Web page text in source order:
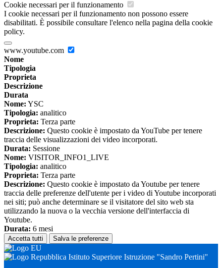
Cookie necessari per il funzionamento
I cookie necessari per il funzionamento non possono essere
disabilitati. È possibile consultare l'elenco nella pagina della cookie
policy.
www.youtube.com
Nome
Tipologia
Proprieta
Descrizione
Durata
Nome: YSC
Tipologia: analitico
Proprieta: Terza parte
Descrizione: Questo cookie è impostato da YouTube per tenere
traccia delle visualizzazioni dei video incorporati.
Durata: Sessione
Nome: VISITOR_INFO1_LIVE
Tipologia: analitico
Proprieta: Terza parte
Descrizione: Questo cookie è impostato da Youtube per tenere
traccia delle preferenze dell'utente per i video di Youtube incorporati
nei siti; può anche determinare se il visitatore del sito web sta
utilizzando la nuova o la vecchia versione dell'interfaccia di
Youtube.
Durata: 6 mesi
Accetta tutti Salva le preferenze
Istituto Superiore Istruzione "Sandro Pertini"